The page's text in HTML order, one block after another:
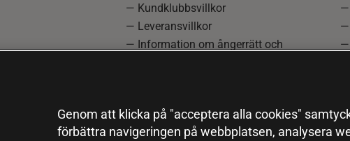
— Kundklubbsvillkor
— Leveransvillkor
— Information om ångerrätt och
—
—
—
Genom att klicka på "acceptera alla cookies"
förbättra navigeringen på webbplatsen, analysera